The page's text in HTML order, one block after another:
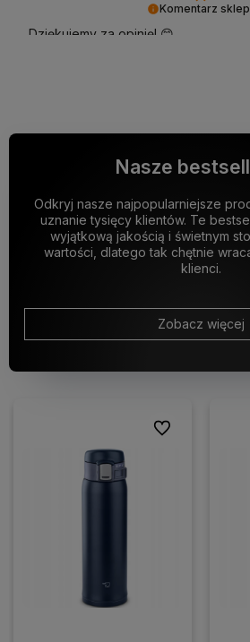
Komentarz
Dziękujemy za opinię! 😊
Nasze
Odkryj nasze najpopularniejsze
uznanie tysięcy klientów. Te
wyjątkową jakością i świetnym
wartości, dlatego tak chętnie
klienci.
Zobacz więcej
Do ulubionych